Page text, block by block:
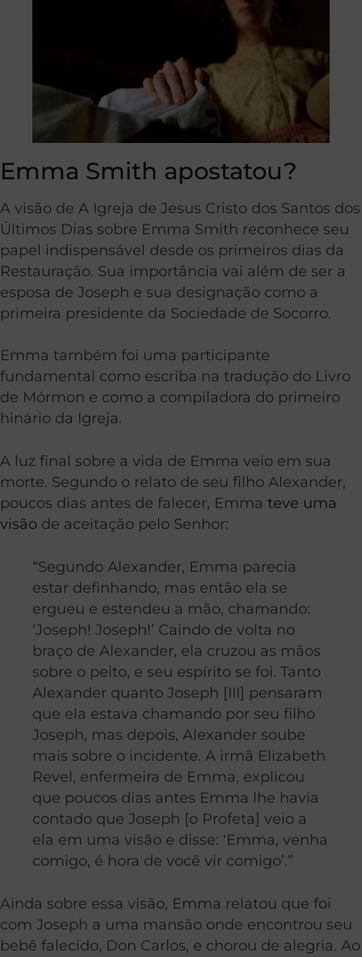
Emma Smith apostatou?
A visão de A Igreja de Jesus Cristo dos Santos dos
Últimos Dias sobre Emma Smith reconhece seu
papel indispensável desde os primeiros dias da
Restauração. Sua importância vai além de ser a
esposa de Joseph e sua designação como a
primeira presidente da Sociedade de Socorro.
Emma também foi uma participante
fundamental como escriba na tradução do Livro
de Mórmon e como a compiladora do primeiro
hinário da Igreja.
A luz final sobre a vida de Emma veio em sua
morte. Segundo o relato de seu filho Alexander,
poucos dias antes de falecer, Emma teve uma
visão de aceitação pelo Senhor:
“Segundo Alexander, Emma parecia
estar definhando, mas então ela se
ergueu e estendeu a mão, chamando:
‘Joseph! Joseph!’ Caindo de volta no
braço de Alexander, ela cruzou as mãos
sobre o peito, e seu espírito se foi. Tanto
Alexander quanto Joseph [III] pensaram
que ela estava chamando por seu filho
Joseph, mas depois, Alexander soube
mais sobre o incidente. A irmã Elizabeth
Revel, enfermeira de Emma, explicou
que poucos dias antes Emma lhe havia
contado que Joseph [o Profeta] veio a
ela em uma visão e disse: ‘Emma, venha
comigo, é hora de você vir comigo’.”
Ainda sobre essa visão, Emma relatou que foi
com Joseph a uma mansão onde encontrou seu
bebê falecido, Don Carlos, e chorou de alegria. Ao